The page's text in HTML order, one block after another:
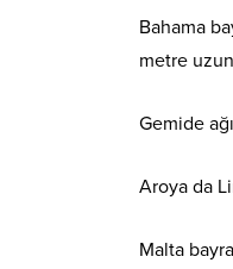
Bahama
metre
Gemide
Aroya da
Malta